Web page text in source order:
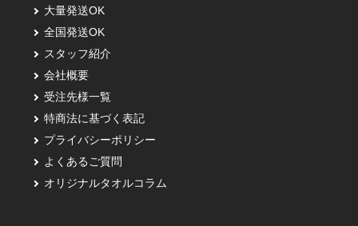
大量発送OK
全国発送OK
スタッフ紹介
会社概要
受注先様一覧
特商法に基づく表記
プライバシーポリシー
よくあるご質問
オリジナルタオルコラム